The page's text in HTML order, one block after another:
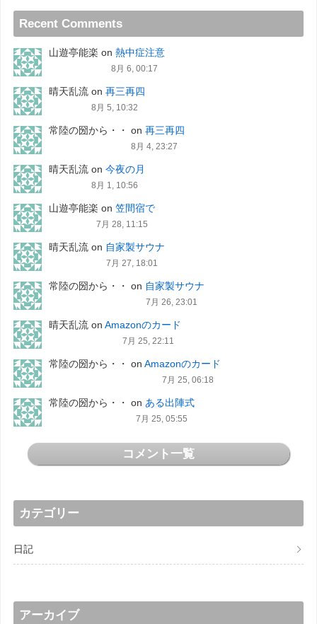
Recent Comments
山遊亭能楽 on 熱中症注意
8月 6, 00:17
晴天乱流on 再三再四
8月 5, 10:32
常陸の圀から・・ on 再三再四
8月 4, 23:27
晴天乱流on 今夜の月
8月 1, 10:56
山遊亭能楽 on 笠間宿で
7月 28, 11:15
晴天乱流on 自家製サウナ
7月 27, 18:01
常陸の圀から・・ on 自家製サウナ
7月 26, 23:01
晴天乱流on Amazonのカード
7月 25, 22:11
常陸の圀から・・ on Amazonのカード
7月 25, 06:18
常陸の圀から・・ on ある出陣式
7月 25, 05:55
コメント一覧
カテゴリー
日記
アーカイブ